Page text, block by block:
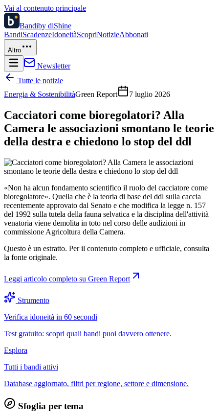
Vai al contenuto principale
Bandiby diShine
BandiScadenzeIdoneitàScopriNotizieAbbonati
Altro
Newsletter
Tutte le notizie
Energia & SostenibilitàGreen Report 7 luglio 2026
Cacciatori come bioregolatori? Alla
Camera le associazioni smontano le teorie
della destra e chiedono lo stop del ddl
«Non ha alcun fondamento scientifico il ruolo del cacciatore come
bioregolatore». Quella che è la teoria di base del ddl sulla caccia
recentemente approvato dal Senato e che modifica la legge n. 157
del 1992 sulla tutela della fauna selvatica e la disciplina dell'attività
venatoria viene demolita in toto nel corso delle audizioni in
commissione Agricoltura della Camera.
Questo è un estratto. Per il contenuto completo e ufficiale, consulta
la fonte originale.
Leggi articolo completo su Green Report
Strumento
Verifica idoneità in 60 secondi
Test gratuito: scopri quali bandi puoi davvero ottenere.
Esplora
Tutti i bandi attivi
Database aggiornato, filtri per regione, settore e dimensione.
Sfoglia per tema